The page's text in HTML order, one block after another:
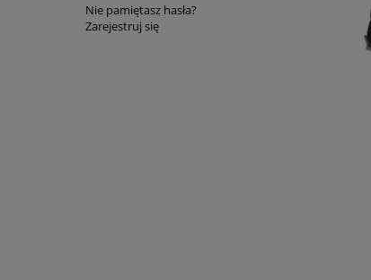
Nie pamiętasz hasła?
Zarejestruj się